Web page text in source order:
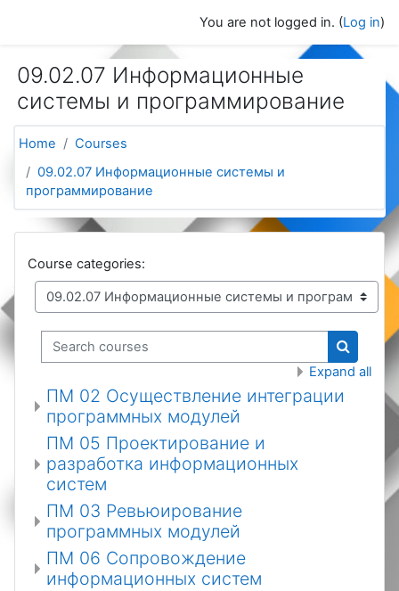
You are not logged in. (Log in)
09.02.07 Информационные
системы и программирование
Home
Courses
09.02.07 Информационные системы и
программирование
Course categories:
Search courses
Search
Expand all
ПМ 02 Осуществление интеграции
программных модулей
ПМ 05 Проектирование и
разработка информационных
систем
ПМ 03 Ревьюирование
программных модулей
ПМ 06 Сопровождение
информационных систем